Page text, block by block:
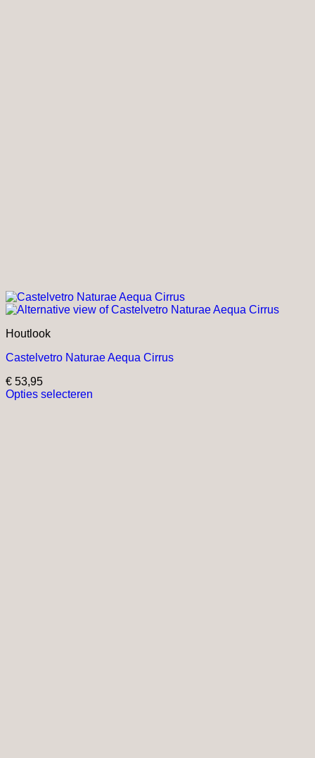
Houtlook
Castelvetro Naturae Aequa Cirrus
€ 53,95
Opties selecteren